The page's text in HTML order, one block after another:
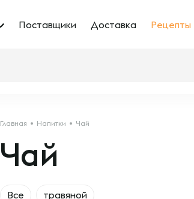
Поставщики Доставка Рецепты
Главная Напитки Чай
Чай
Все травяной